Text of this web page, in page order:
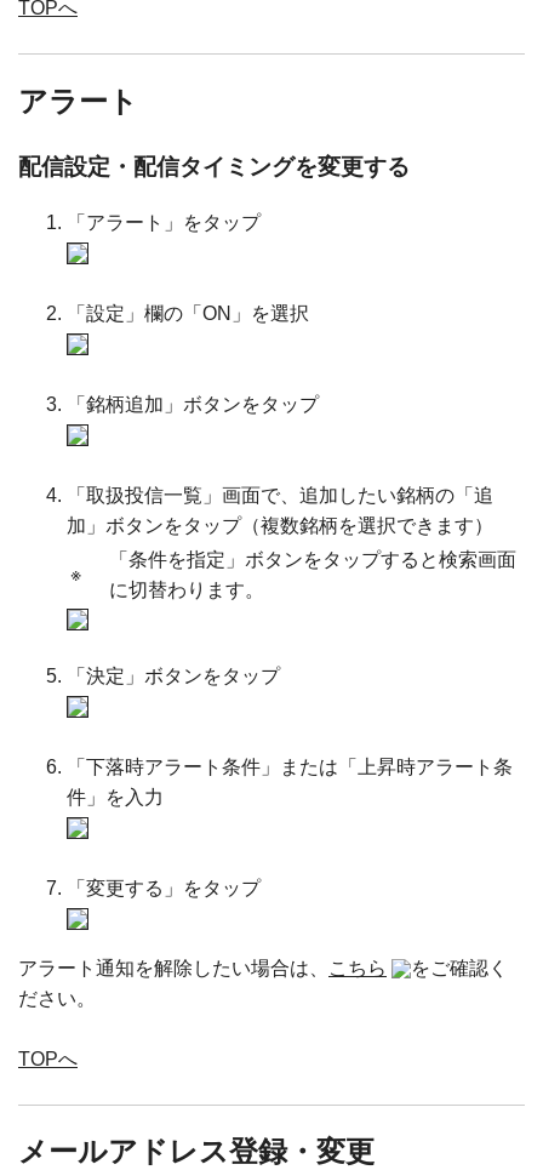
TOPへ
アラート
配信設定・配信タイミングを変更する
「アラート」をタップ
「設定」欄の「ON」を選択
「銘柄追加」ボタンをタップ
「取扱投信一覧」画面で、追加したい銘柄の「追
加」ボタンをタップ（複数銘柄を選択できます）
※
「条件を指定」ボタンをタップすると検索画面
に切替わります。
「決定」ボタンをタップ
「下落時アラート条件」または「上昇時アラート条
件」を入力
「変更する」をタップ
アラート通知を解除したい場合は、 こちら
をご確認く
ださい。
TOPへ
メールアドレス登録・変更